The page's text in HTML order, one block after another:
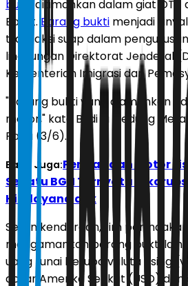
bukti
diamankan dalam giat OTT
Barat. Barang bukti menjadi
transaksi suap dalam
lingkungan Direktorat Jenderal
Kementerian Imigrasi dan
"Barang bukti yang diamankan
motor," kata Budi di Gedung
Rabu (3/6).
Baca Juga:Pengadaan Motor
Sepatu BGN Ternyata
Hindayana dkk
Selain kendaraan, tim penindakan
mengamankan barang bukti
uang tunai berupa valuta asing
dollar Amerika Serikat (USD) dan